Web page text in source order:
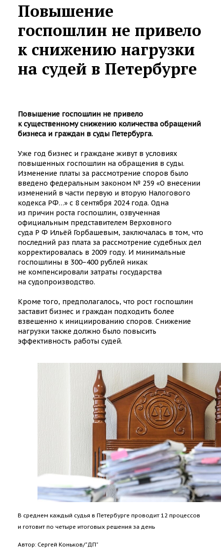
Повышение
госпошлин не привело
к снижению нагрузки
на судей в Петербурге
Повышение госпошлин не привело
к существенному снижению количества обращений
бизнеса и граждан в суды Петербурга.
Уже год бизнес и граждане живут в условиях
повышенных госпошлин на обращения в суды.
Изменение платы за рассмотрение споров было
введено федеральным законом № 259 «О внесении
изменений в части первую и вторую Налогового
кодекса РФ…» с 8 сентября 2024 года. Одна
из причин роста госпошлин, озвученная
официальным представителем Верховного
суда Р Ф Ильёй Горбашевым, заключалась в том, что
последний раз плата за рассмотрение судебных дел
корректировалась в 2009 году. И минимальные
госпошлины в 300−400 рублей никак
не компенсировали затраты государства
на судопроизводство.
Кроме того, предполагалось, что рост госпошлин
заставит бизнес и граждан подходить более
взвешенно к инициированию споров. Снижение
нагрузки также должно было повысить
эффективность работы судей.
В среднем каждый судья в Петербурге проводит 12 процессов
и готовит по четыре итоговых решения за день
Автор: Сергей Коньков/"ДП"